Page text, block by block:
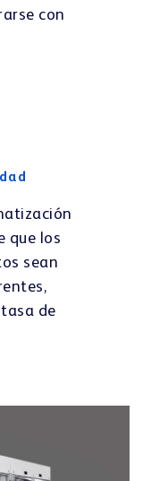
con
que los
sean
de